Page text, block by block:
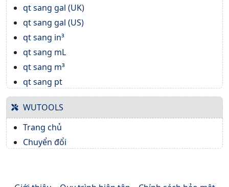
qt sang gal (UK)
qt sang gal (US)
qt sang in³
qt sang mL
qt sang m³
qt sang pt
WUTOOLS
Trang chủ
Chuyển đổi